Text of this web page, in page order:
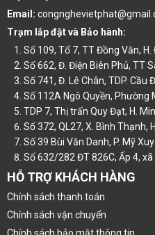
Email:
Trạm lắp đặt và Bảo hành:
Số 109, Tổ 7, TT Đồng Văn, H.
Số 662, Đ. Điện Biên Phủ, TT
Số 741, Đ. Lê Chân, TDP. Cầu
Số 112A Ngô Quyền, Phường
TDP 7, Thị trấn Quy Đạt, H.
Số 372, QL27, X. Bình Thạnh,
Số 39 Bùi Văn Danh, P. Mỹ
Số 632/282 ĐT 826C, Ấp 4, xã
HỖ TRỢ KHÁCH HÀNG
Chính sách thanh toán
Chính sách vận chuyển
Chính sách bảo mật thông tin